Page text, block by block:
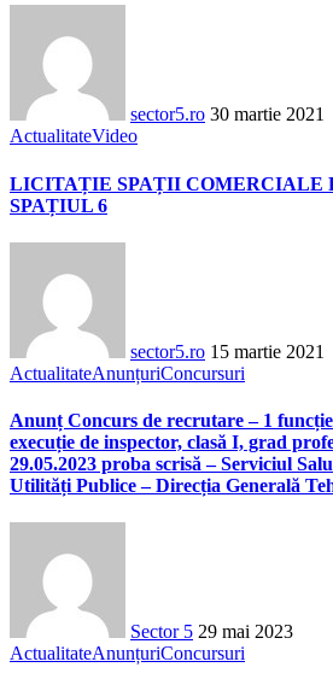
sector5.ro 30 martie 2021
ActualitateVideo
LICITAȚIE SPAȚII COMERCIALE
SPAȚIUL 6
sector5.ro 15 martie 2021
ActualitateAnunțuriConcursuri
Anunț Concurs de recrutare – 1
execuție de inspector, clasă I, grad
29.05.2023 proba scrisă – Serviciul
Utilități Publice – Direcția Generală
Sector 5 29 mai 2023
ActualitateAnunțuriConcursuri